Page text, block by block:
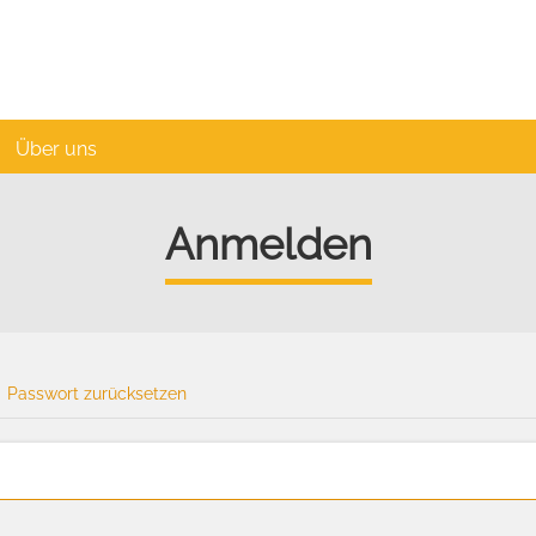
Über uns
Anmelden
Passwort zurücksetzen